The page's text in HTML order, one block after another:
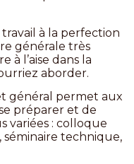
à la perfection
générale très
à l’aise dans la
aborder.
général permet aux
préparer et de
variées : colloque
séminaire technique,